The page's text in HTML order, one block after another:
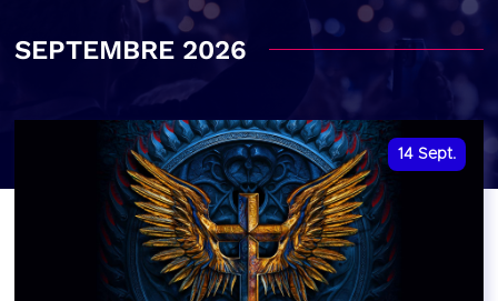
SEPTEMBRE 2026
14 Sept.